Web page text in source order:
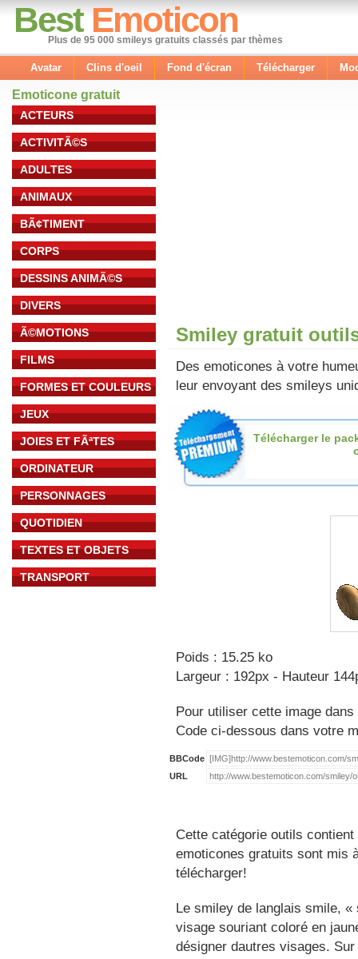
Best Emoticon
Plus de 95 000 smileys gratuits classés par thèmes
Avatar Clins d'oeil Fond d'écran Télécharger
Emoticone gratuit
ACTEURS
ACTIVITÃ©S
ADULTES
ANIMAUX
BÃ¢TIMENT
CORPS
DESSINS ANIMÃ©S
DIVERS
Ã©MOTIONS
FILMS
FORMES ET COULEURS
JEUX
JOIES ET FÃªTES
ORDINATEUR
PERSONNAGES
QUOTIDIEN
TEXTES ET OBJETS
TRANSPORT
Smiley gratuit
Des emoticones à votre
leur envoyant des smileys
Télécharger le
Poids : 15.25 ko
Largeur : 192px - Hauteur
Pour utiliser cette image
Code ci-dessous dans votre
BBCode
URL
Cette catégorie outils
emoticones gratuits sont mis
télécharger!
Le smiley de langlais smile,
visage souriant coloré en
désigner dautres visages.